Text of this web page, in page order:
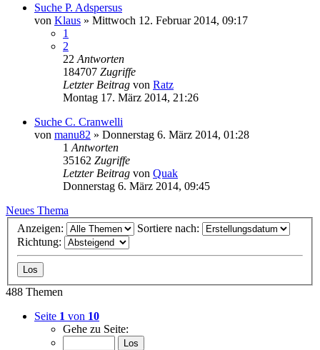
Suche P. Adspersus
von Klaus » Mittwoch 12. Februar 2014, 09:17
1
2
22 Antworten
184707 Zugriffe
Letzter Beitrag von Ratz
Montag 17. März 2014, 21:26
Suche C. Cranwelli
von manu82 » Donnerstag 6. März 2014, 01:28
1 Antworten
35162 Zugriffe
Letzter Beitrag von Quak
Donnerstag 6. März 2014, 09:45
Neues Thema
Anzeigen:
Sortiere nach:
Richtung:
488 Themen
Seite 1 von 10
Gehe zu Seite: